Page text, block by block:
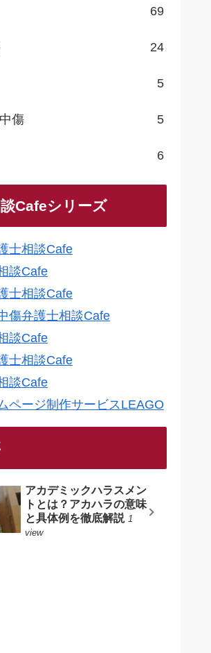
69
24
5
傷 5
6
Cafeシリーズ
士相談Cafe
談Cafe
士相談Cafe
傷弁護士相談Cafe
談Cafe
士相談Cafe
談Cafe
ページ制作サービスLEAGO
アカデミックハラスメン
トとは？アカハラの意味
と具体例を徹底解説 1
view